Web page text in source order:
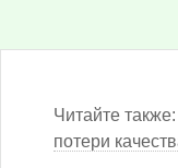
Читайте также:
потери